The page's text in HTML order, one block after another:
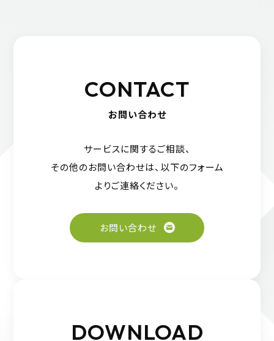
CONTACT
お問い合わせ
サービスに関するご相談、
その他のお問い合わせは、 以下のフォーム
よりご連絡ください。
お問い合わせ
DOWNLOAD